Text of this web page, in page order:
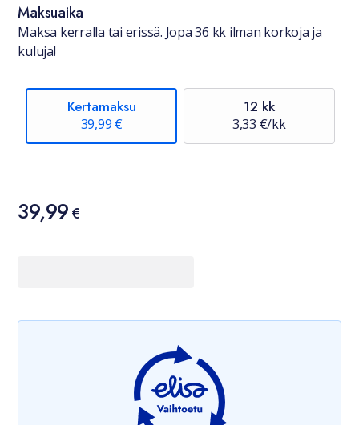
Maksuaika
Maksa kerralla tai erissä. Jopa 36 kk ilman korkoja ja
kuluja!
Kertamaksu
39,99 €
12 kk
3,33 €/kk
Hinta
39,99 €
39,99€